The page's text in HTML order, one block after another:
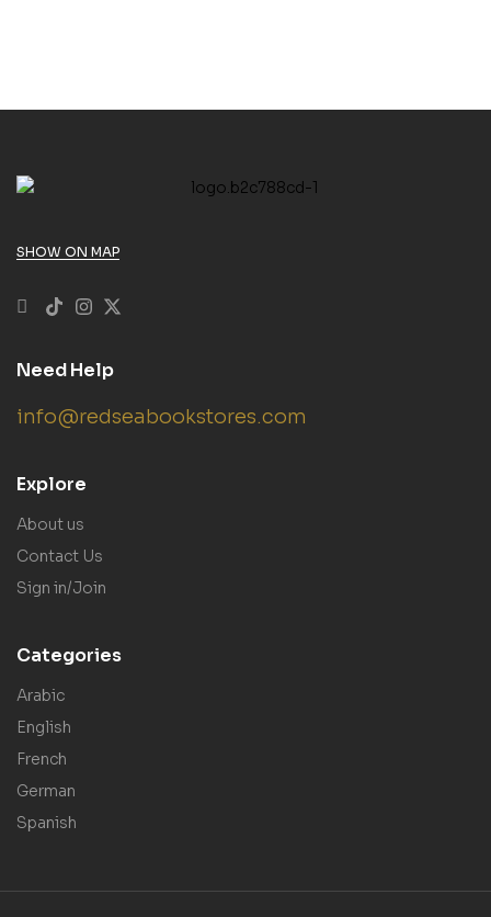
SHOW ON MAP
Need Help
info@redseabookstores.com
Explore
About us
Contact Us
Sign in/Join
Categories
Arabic
English
French
German
Spanish